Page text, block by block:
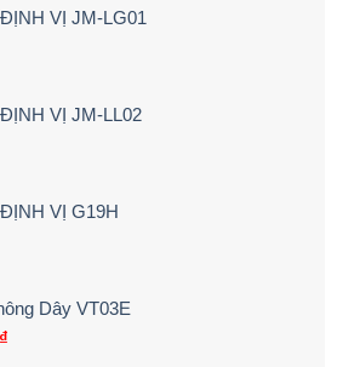
5
Bước)
Máy
Điện
Rẻ
–
cảnh
xe
VỊ JM-LG01
VỊ JM-LL02
VỊ G19H
Dây VT03E
₫